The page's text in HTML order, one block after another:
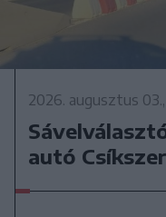
2026. augusztus
autó